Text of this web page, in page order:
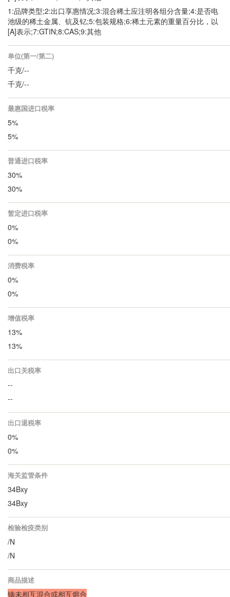
1:品牌类型;2:出口享惠情况;3:混合稀土应注明各组分含量;4:是否电
池级的稀土金属、钪及钇;5:包装规格;6:稀土元素的重量百分比，以
[A]表示;7:GTIN;8:CAS;9:其他
单位(第一/第二)
千克/--
千克/--
最惠国进口税率
5%
5%
普通进口税率
30%
30%
暂定进口税率
0%
0%
消费税率
0%
0%
增值税率
13%
13%
出口关税率
--
--
出口退税率
0%
0%
海关监管条件
34Bxy
34Bxy
检验检疫类别
/N
/N
商品描述
镝未相互混合或相互熔合